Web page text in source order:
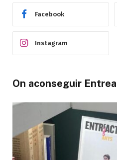
Facebook
Instagram
On aconseguir